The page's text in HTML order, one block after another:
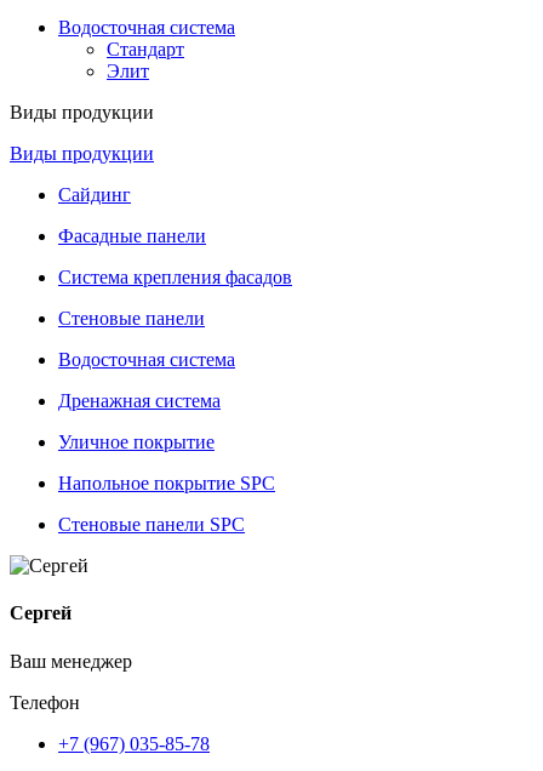
Водосточная система
Стандарт
Элит
Виды продукции
Виды продукции
Сайдинг
Фасадные панели
Система крепления фасадов
Стеновые панели
Водосточная система
Дренажная система
Уличное покрытие
Напольное покрытие SPC
Стеновые панели SPC
Сергей
Ваш менеджер
Телефон
+7 (967) 035-85-78